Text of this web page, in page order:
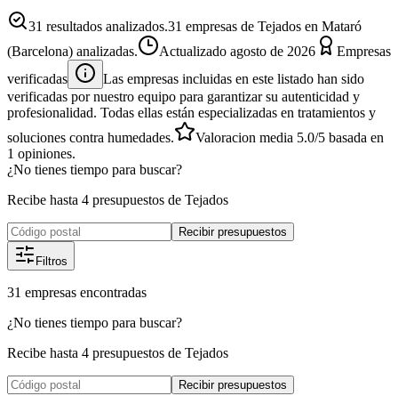
31 resultados analizados.31 empresas de Tejados en Mataró
(Barcelona) analizadas.
Actualizado agosto de 2026
Empresas
verificadas
Las empresas incluidas en este listado han sido
verificadas por nuestro equipo para garantizar su autenticidad y
profesionalidad. Todas ellas están especializadas en tratamientos y
soluciones contra humedades.
Valoracion media 5.0/5 basada en
1 opiniones.
¿No tienes tiempo para buscar?
Recibe hasta 4 presupuestos de Tejados
Recibir presupuestos
Filtros
31 empresas encontradas
¿No tienes tiempo para buscar?
Recibe hasta 4 presupuestos de Tejados
Recibir presupuestos